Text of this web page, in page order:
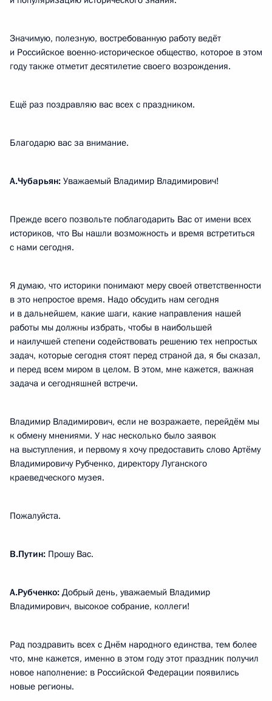
Значимую, полезную, востребованную работу ведёт
и Российское военно-историческое общество, которое в этом
году также отметит десятилетие своего возрождения.
Ещё раз поздравляю вас всех с праздником.
Благодарю вас за внимание.
А.Чубарьян: Уважаемый Владимир Владимирович!
Прежде всего позвольте поблагодарить Вас от имени всех
историков, что Вы нашли возможность и время встретиться
с нами сегодня.
Я думаю, что историки понимают меру своей ответственности
в это непростое время. Надо обсудить нам сегодня
и в дальнейшем, какие шаги, какие направления нашей
работы мы должны избрать, чтобы в наибольшей
и наилучшей степени содействовать решению тех непростых
задач, которые сегодня стоят перед страной да, я бы сказал,
и перед всем миром в целом. В этом, мне кажется, важная
задача и сегодняшней встречи.
Владимир Владимирович, если не возражаете, перейдём мы
к обмену мнениями. У нас несколько было заявок
на выступления, и первому я хочу предоставить слово Артёму
Владимировичу Рубченко, директору Луганского
краеведческого музея.
Пожалуйста.
В.Путин: Прошу Вас.
А.Рубченко: Добрый день, уважаемый Владимир
Владимирович, высокое собрание, коллеги!
Рад поздравить всех с Днём народного единства, тем более
что, мне кажется, именно в этом году этот праздник получил
новое наполнение: в Российской Федерации появились
новые регионы.